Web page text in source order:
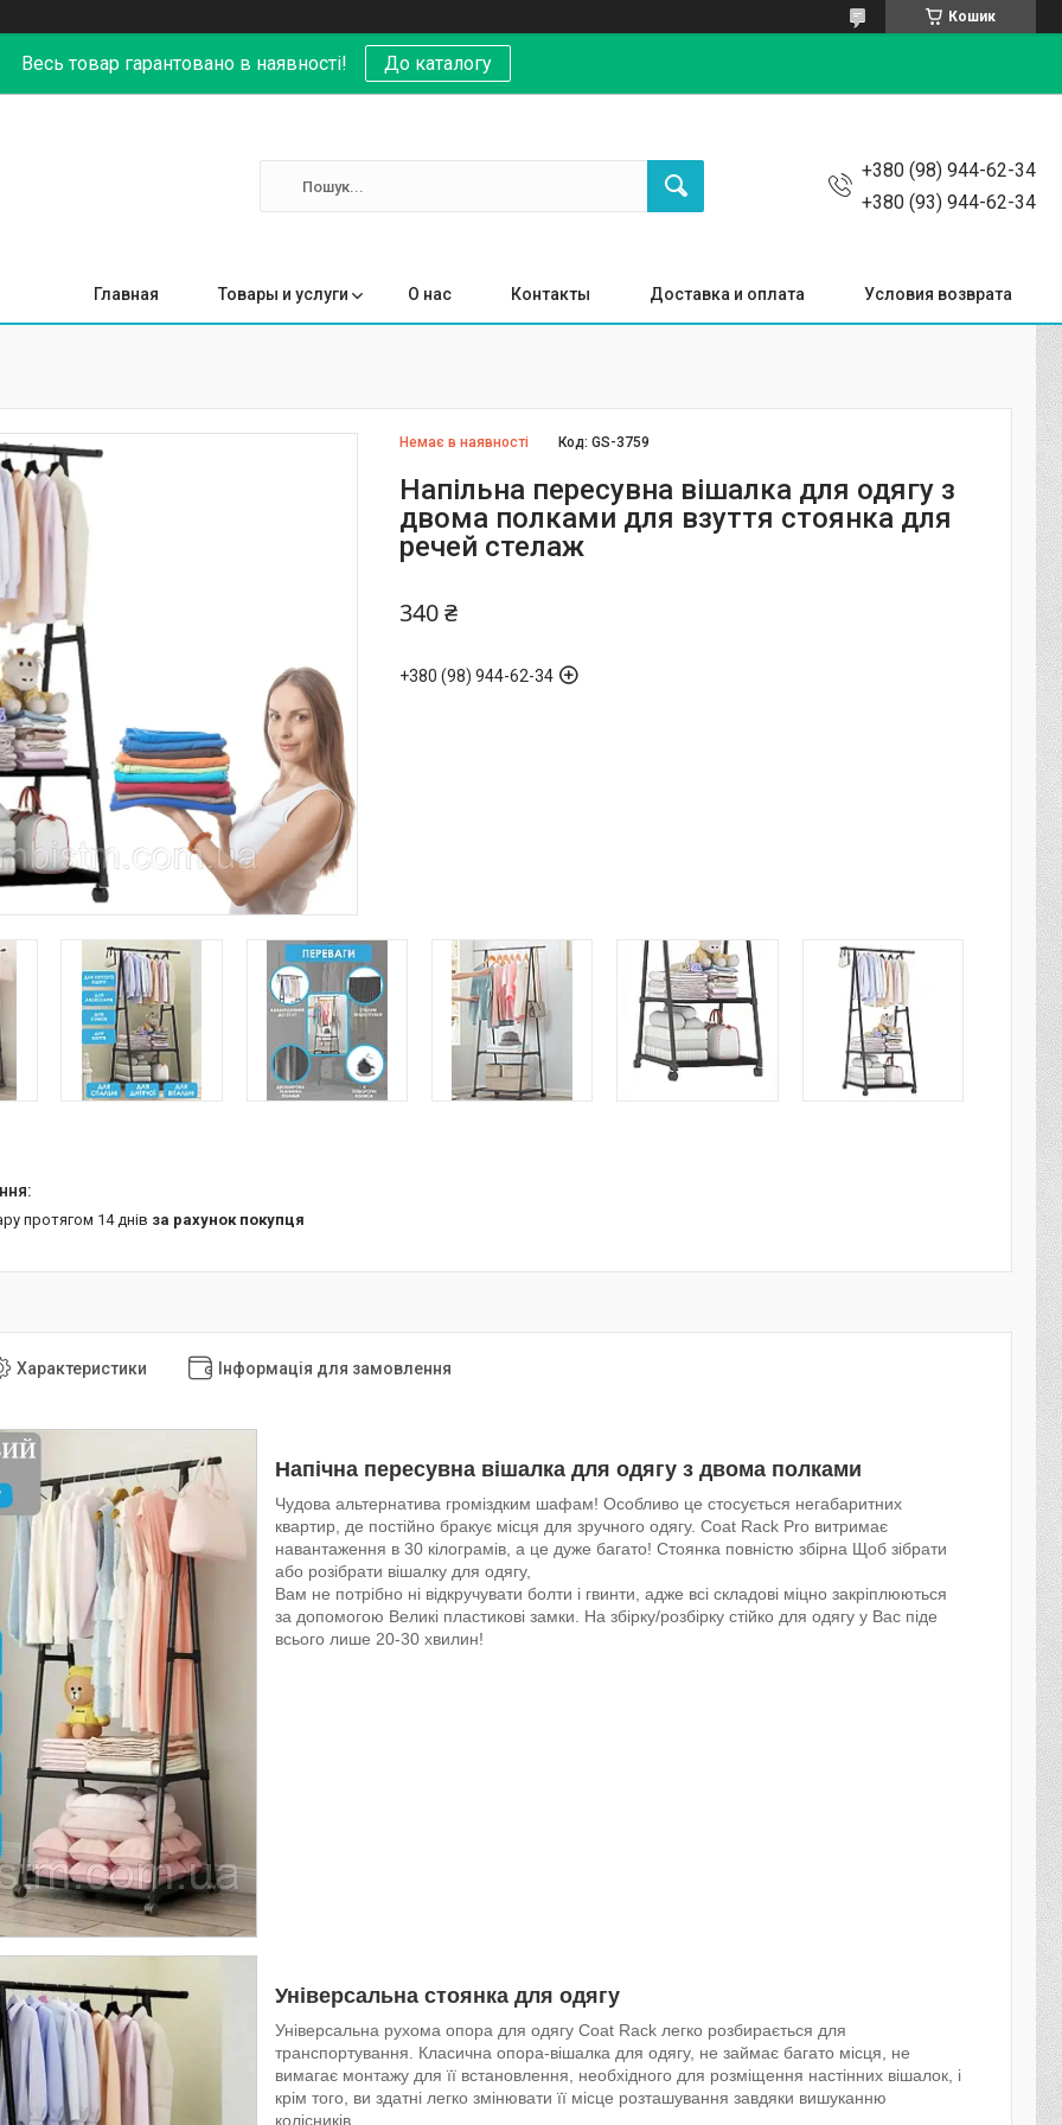
Кошик
Весь товар гарантовано в наявності! До каталогу
+380 (98) 944-62-34
+380 (93) 944-62-34
Главная Товары и услуги О нас Контакты Доставка и оплата Условия возврата
Немає в наявності Код:GS-3759
Напільна пересувна вішалка для одягу з
двома полками для взуття стоянка для
речей стелаж
340 ₴
+380 (98) 944-62-34
протягом 14 днів за рахунок покупця
Характеристики Інформація для замовлення
Напічна пересувна вішалка для одягу з двома полками
Чудова альтернатива громіздким шафам! Особливо це стосується негабаритних
квартир, де постійно бракує місця для зручного одягу. Coat Rack Pro витримає
навантаження в 30 кілограмів, а це дуже багато! Стоянка повністю збірна Щоб зібрати
або розібрати вішалку для одягу,
Вам не потрібно ні відкручувати болти і гвинти, адже всі складові міцно закріплюються
за допомогою Великі пластикові замки. На збірку/розбірку стійко для одягу у Вас піде
всього лише 20-30 хвилин!
Універсальна стоянка для одягу
Універсальна рухома опора для одягу Coat Rack легко розбирається для
транспортування. Класична опора-вішалка для одягу, не займає багато місця, не
вимагає монтажу для її встановлення, необхідного для розміщення настінних вішалок, і
крім того, ви здатні легко змінювати її місце розташування завдяки вишуканню
колісників.